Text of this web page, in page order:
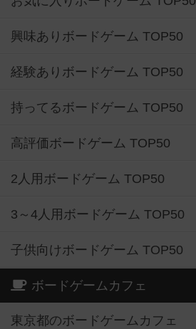
興味ありボードゲーム TOP50
経験ありボードゲーム TOP50
持ってるボードゲーム TOP50
高評価ボードゲーム TOP50
2人用ボードゲーム TOP50
3～4人用ボードゲーム TOP50
子供向けボードゲーム TOP50
ボードゲームカフェ
東京都のボードゲームカフェ